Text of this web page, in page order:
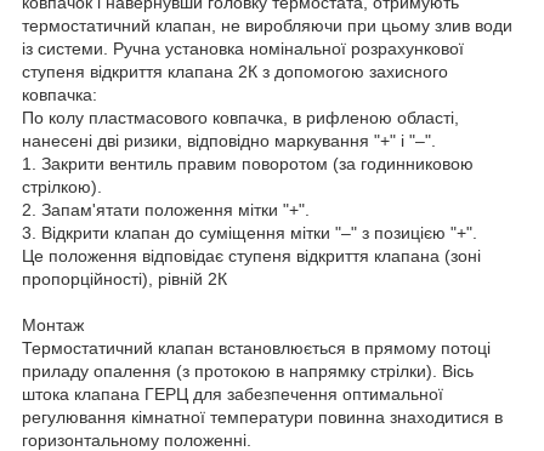
термостатичний клапан, не виробляючи при цьому злив води
із системи. Ручна установка номінальної розрахункової
ступеня відкриття клапана 2К з допомогою захисного
ковпачка:
По колу пластмасового ковпачка, в рифленою області,
нанесені дві ризики, відповідно маркування "+" і "–".
1. Закрити вентиль правим поворотом (за годинниковою
стрілкою).
2. Запам'ятати положення мітки "+".
3. Відкрити клапан до суміщення мітки "–" з позицією "+".
Це положення відповідає ступеня відкриття клапана (зоні
пропорційності), рівній 2К
Монтаж
Термостатичний клапан встановлюється в прямому потоці
приладу опалення (з протокою в напрямку стрілки). Вісь
штока клапана ГЕРЦ для забезпечення оптимальної
регулювання кімнатної температури повинна знаходитися в
горизонтальному положенні.